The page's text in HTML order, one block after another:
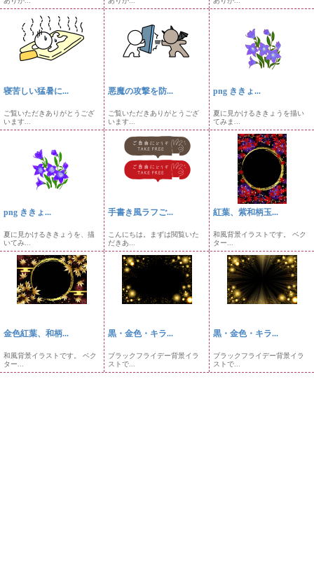
寝苦しい猛暑に...
ご覧いただきありがとうござ
います...
悪魔の攻撃を防...
ご覧いただきありがとうござ
います...
png ききょ...
夏に見かけるききょうを描い
てみま...
png ききょ...
夏に見かけるききょうを、描
いてみ...
手書き風ラフご...
こんにちは。まずは閲覧いた
だきあ...
紅葉、紫和柄玉...
和風背景イラストです。 ベク
ター...
金色紅葉、和柄...
和風背景イラストです。 ベク
ター...
黒・金色・キラ...
ブラックフライデー背景イラ
ストで...
黒・金色・キラ...
ブラックフライデー背景イラ
ストで...